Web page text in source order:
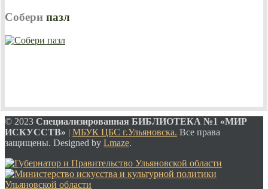
Собери пазл
© 2023 Специализированная БИБЛИОТЕКА №1 «МИР
ИСКУССТВ» | МБУК ЦБС г.Ульяновска. Все права
защищены. Designed by Lmaze.